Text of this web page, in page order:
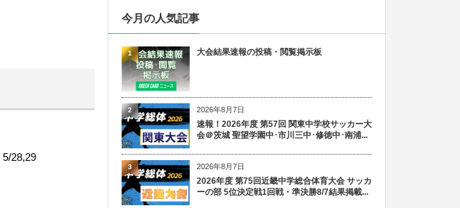
5/28,29
今月の人気記事
大会結果速報の投稿・閲覧掲示板
1
2026年8月7日
速報！2026年度 第57回 関東中学校サッカー大
会＠茨城 聖望学園中･市川三中･修徳中･南浦...
2
2026年8月7日
2026年度 第75回近畿中学総合体育大会 サッカ
ーの部 5位決定戦1回戦・準決勝8/7結果掲載...
3